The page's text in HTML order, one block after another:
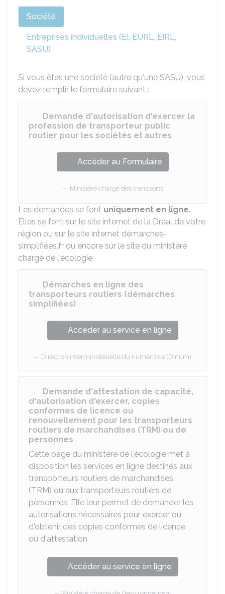
Société
Entreprises individuelles (EI, EURL, EIRL,
SASU)
Si vous êtes une société (autre qu'une SASU), vous
devez remplir le formulaire suivant :
Demande d'autorisation d'exercer la
profession de transporteur public
routier pour les sociétés et autres
Accéder au Formulaire
Ministère chargé des transports
Les demandes se font uniquement en ligne.
Elles se font sur le site internet de la Dreal de votre
région ou sur le site internet démarches-
simplifiées.fr ou encore sur le site du ministère
chargé de l'écologie.
Démarches en ligne des
transporteurs routiers (démarches
simplifiées)
Accéder au service en ligne
Direction interministérielle du numérique (Dinum)
Demande d'attestation de capacité,
d'autorisation d'exercer, copies
conformes de licence ou
renouvellement pour les transporteurs
routiers de marchandises (TRM) ou de
personnes
Cette page du ministère de l'écologie met à
disposition les services en ligne destinés aux
transporteurs routiers de marchandises
(TRM) ou aux transporteurs routiers de
personnes. Elle leur permet de demander les
autorisations nécessaires pour exercer ou
d'obtenir des copies conformes de licence
ou d'attestation.
Accéder au service en ligne